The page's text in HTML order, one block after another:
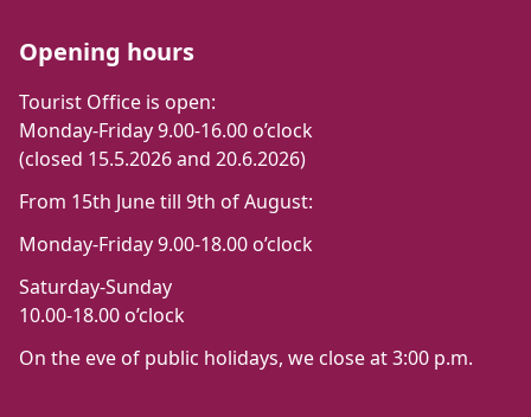
Opening hours
Tourist Office is open:
Monday-Friday 9.00-16.00 o’clock
(closed 15.5.2026 and 20.6.2026)
From 15th June till 9th of August:
Monday-Friday 9.00-18.00 o’clock
Saturday-Sunday
10.00-18.00 o’clock
On the eve of public holidays, we close at 3:00 p.m.